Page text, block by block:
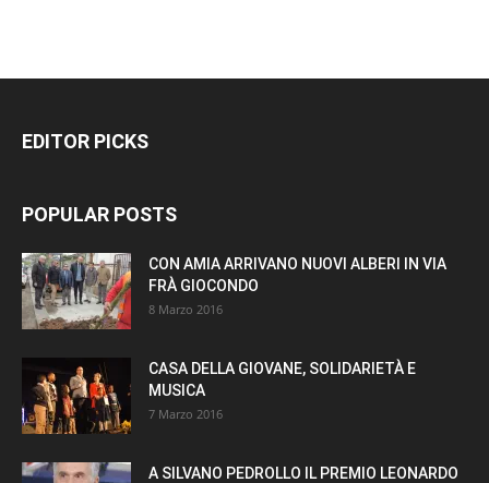
EDITOR PICKS
POPULAR POSTS
CON AMIA ARRIVANO NUOVI ALBERI IN VIA
FRÀ GIOCONDO
8 Marzo 2016
CASA DELLA GIOVANE, SOLIDARIETÀ E
MUSICA
7 Marzo 2016
A SILVANO PEDROLLO IL PREMIO LEONARDO